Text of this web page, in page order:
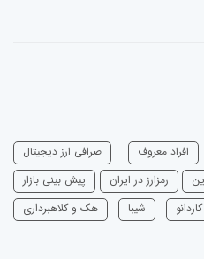
افراد معروف
صرافی ارز دیجیتال
رمزارز در ایران
پیش بینی بازار
‌کاردانو شیبا هک و کلاهبرداری